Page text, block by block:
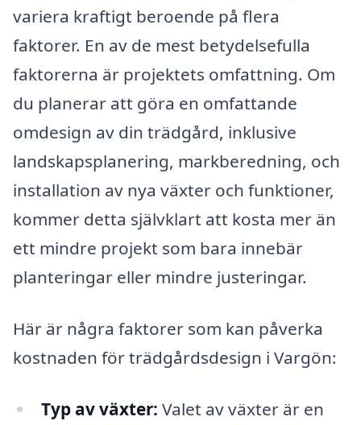
variera kraftigt beroende på flera
faktorer. En av de mest betydelsefulla
faktorerna är projektets omfattning. Om
du planerar att göra en omfattande
omdesign av din trädgård, inklusive
landskapsplanering, markberedning, och
installation av nya växter och funktioner,
kommer detta självklart att kosta mer än
ett mindre projekt som bara innebär
planteringar eller mindre justeringar.
Här är några faktorer som kan påverka
kostnaden för trädgårdsdesign i Vargön:
Typ av växter: Valet av växter är en